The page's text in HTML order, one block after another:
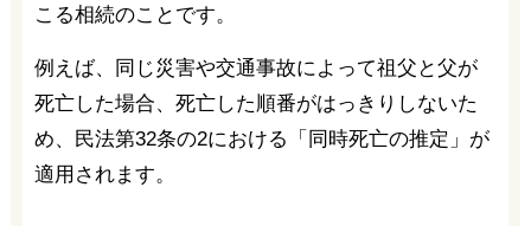
こる相続のことです。
例えば、同じ災害や交通事故によって祖父と父が
死亡した場合、死亡した順番がはっきりしないた
め、民法第32条の2における「同時死亡の推定」が
適用されます。